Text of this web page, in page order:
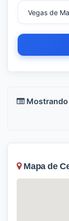
Mostrando
Mapa de